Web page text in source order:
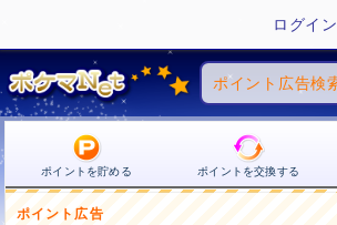
ログイン
ポイントを貯める ポイントを交換する
ポイント広告